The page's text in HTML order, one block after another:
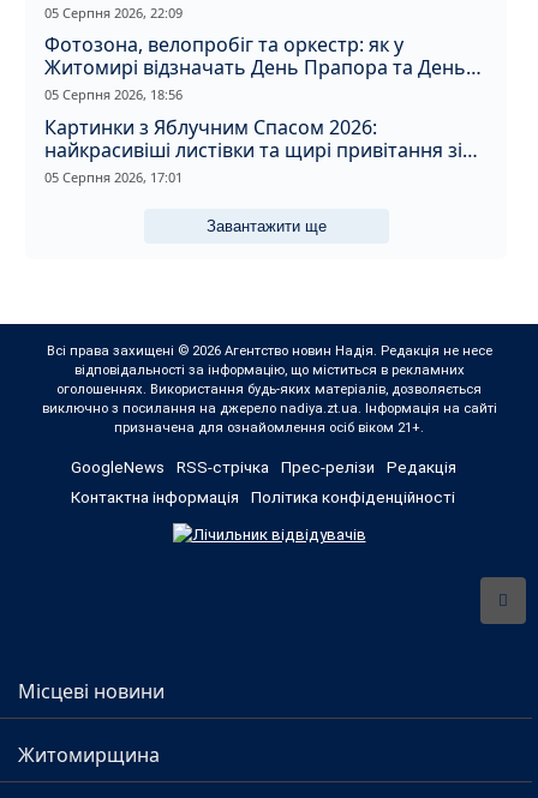
05 Серпня 2026, 22:09
Фотозона, велопробіг та оркестр: як у
Житомирі відзначать День Прапора та День
Незалежності
05 Серпня 2026, 18:56
Картинки з Яблучним Спасом 2026:
найкрасивіші листівки та щирі привітання зі
святом
05 Серпня 2026, 17:01
Завантажити ще
Всі права захищені © 2026 Агентство новин Надія. Редакція не несе
відповідальності за інформацію, що міститься в рекламних
оголошеннях. Використання будь-яких матеріалів, дозволяється
виключно з посилання на джерело nadiya.zt.ua. Інформація на сайті
призначена для ознайомлення осіб віком 21+.
GoogleNews RSS-стрічка Прес-релізи
Редакція
Контактна інформація
Політика конфіденційності
Місцеві новини
Житомирщина